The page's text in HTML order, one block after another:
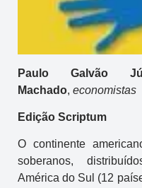
Paulo Galvão
Machado, economistas
Edição Scriptum
O continente
soberanos,
América do Sul (12